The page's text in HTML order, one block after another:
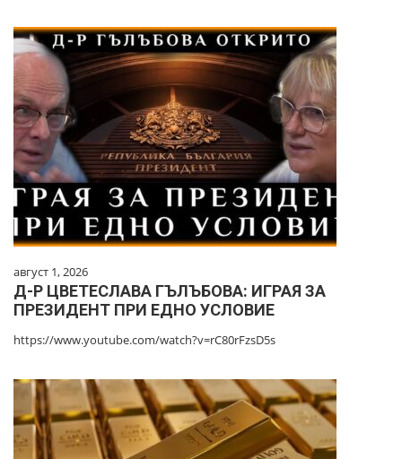
август 1, 2026
Д-Р ЦВЕТЕСЛАВА ГЪЛЪБОВА: ИГРАЯ ЗА
ПРЕЗИДЕНТ ПРИ ЕДНО УСЛОВИЕ
https://www.youtube.com/watch?v=rC80rFzsD5s